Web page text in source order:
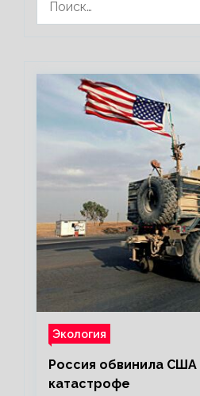
Экология
Россия обвинила США
катастрофе